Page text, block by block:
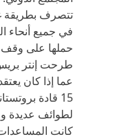
تتصرف بطريقة
في جميع أنحاء
حملها على وقف
طرحت إنتر
عما إذا كان
15 قادة
لطوائف عديدة
كانت المساعدات